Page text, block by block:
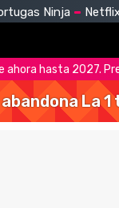
Ninja
ahora hasta 2027.
La